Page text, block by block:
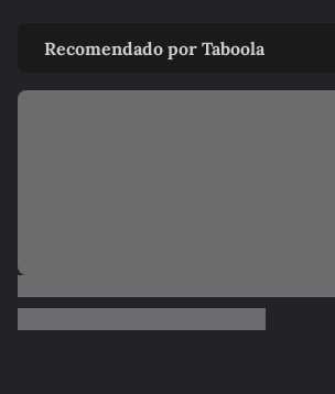
quatro mortos no Rio de...
CIDADES
ao tentar embarcar em...
Recomendado por Taboola